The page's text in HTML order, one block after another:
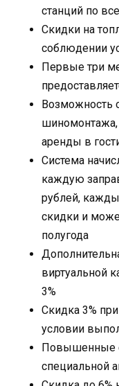
станций по
Скидки на
соблюдении
Первые три
Возможность
шиномонтажа,
аренды в
Система
каждую
рублей,
скидки и
полугода
виртуальной
3%
Скидка 3%
условии
Повышенные
специальной